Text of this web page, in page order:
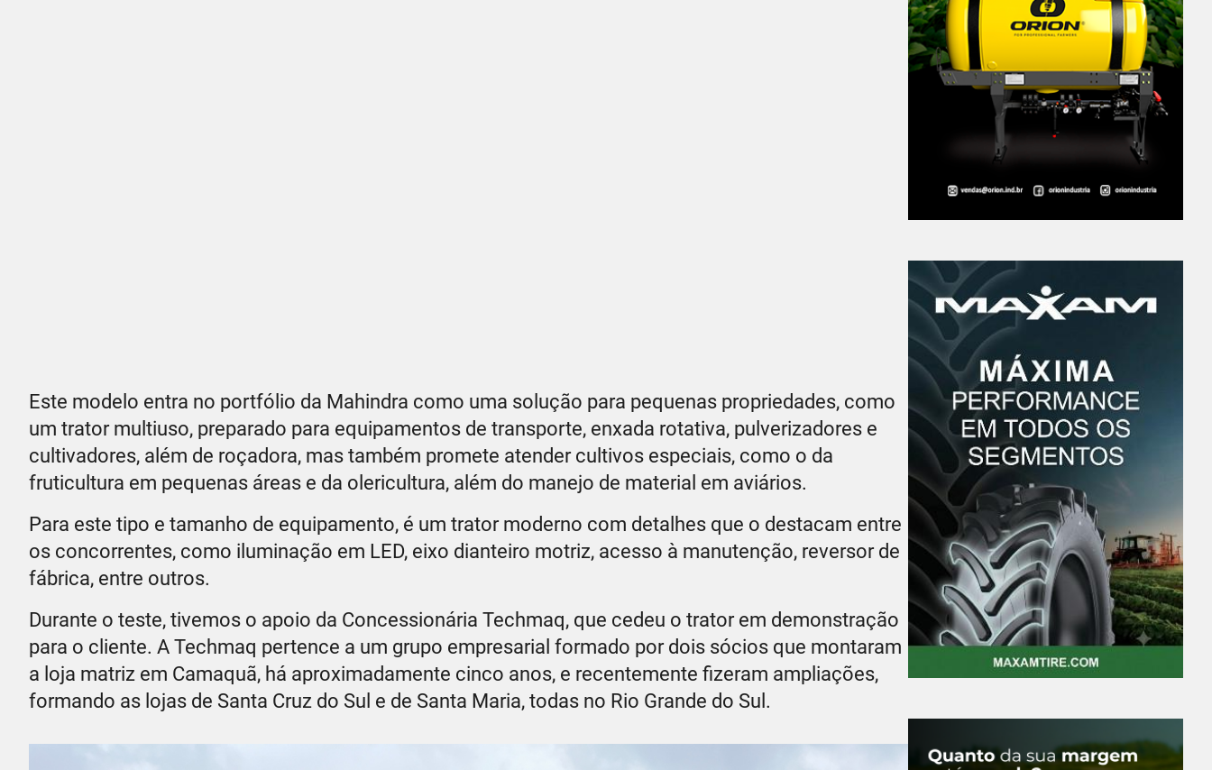
Este modelo entra no portfólio da Mahindra como uma solução para pequenas propriedades, como
um trator multiuso, preparado para equipamentos de transporte, enxada rotativa, pulverizadores e
cultivadores, além de roçadora, mas também promete atender cultivos especiais, como o da
fruticultura em pequenas áreas e da olericultura, além do manejo de material em aviários.
Para este tipo e tamanho de equipamento, é um trator moderno com detalhes que o destacam entre
os concorrentes, como iluminação em LED, eixo dianteiro motriz, acesso à manutenção, reversor de
fábrica, entre outros.
Durante o teste, tivemos o apoio da Concessionária Techmaq, que cedeu o trator em demonstração
para o cliente. A Techmaq pertence a um grupo empresarial formado por dois sócios que montaram
a loja matriz em Camaquã, há aproximadamente cinco anos, e recentemente fizeram ampliações,
formando as lojas de Santa Cruz do Sul e de Santa Maria, todas no Rio Grande do Sul.